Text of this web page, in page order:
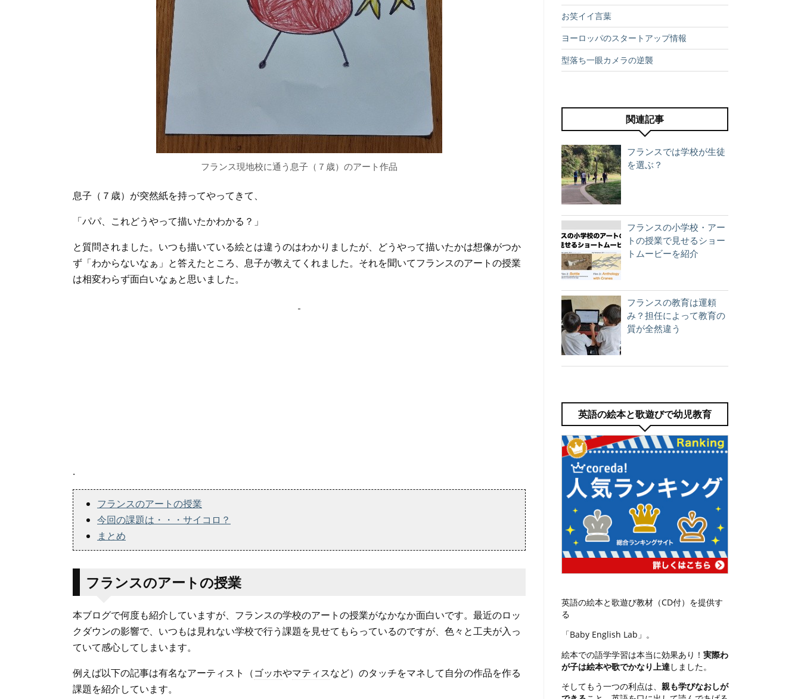
フランス現地校に通う息子（７歳）のアート作品
息子（７歳）が突然紙を持ってやってきて、
「パパ、これどうやって描いたかわかる？」
と質問されました。いつも描いている絵とは違うのはわかりましたが、どうやって描いたかは想像がつか
ず「わからないなぁ」と答えたところ、息子が教えてくれました。それを聞いてフランスのアートの授業
は相変わらず面白いなぁと思いました。
.
フランスのアートの授業
今回の課題は・・・サイコロ？
まとめ
フランスのアートの授業
本ブログで何度も紹介していますが、フランスの学校のアートの授業がなかなか面白いです。最近のロッ
クダウンの影響で、いつもは見れない学校で行う課題を見せてもらっているのですが、色々と工夫が入っ
ていて感心してしまいます。
例えば以下の記事は有名なアーティスト（ゴッホやマティスなど）のタッチをマネして自分の作品を作る
課題を紹介しています。
お笑イイ言葉
ヨーロッパのスタートアップ情報
型落ち一眼カメラの逆襲
関連記事
フランスでは学校が生徒
を選ぶ？
フランスの小学校・アー
トの授業で見せるショー
トムービーを紹介
フランスの教育は運頼
み？担任によって教育の
質が全然違う
英語の絵本と歌遊びで幼児教育
英語の絵本と歌遊び教材（CD付）を提供す
る
「Baby English Lab」。
絵本での語学学習は本当に効果あり！ 実際わ
が子は絵本や歌でかなり上達しました。
そしてもう一つの利点は、 親も学びなおしが